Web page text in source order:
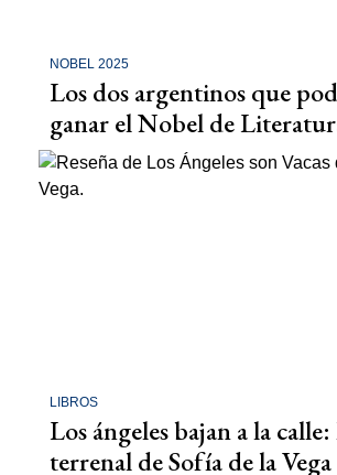
NOBEL 2025
Los dos argentinos que
ganar el Nobel de
LIBROS
Los ángeles bajan a la
terrenal de Sofía de la Vega